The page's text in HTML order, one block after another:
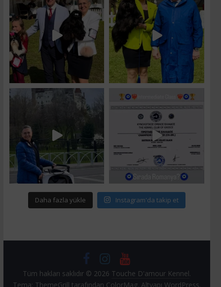
Daha fazla yükle Instagram'da takip et
Tüm hakları saklıdır © 2026 Touche D'amour Kennel.
Tema: ThemeGrill tarafından ColorMag. Altyapı WordPress.